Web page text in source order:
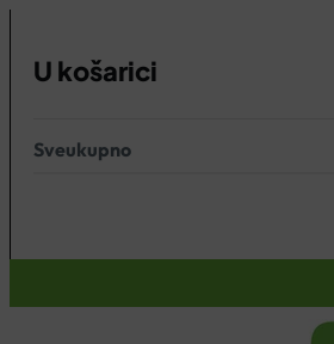
U košarici
Nema proizvoda u košarici.
Sveukupno